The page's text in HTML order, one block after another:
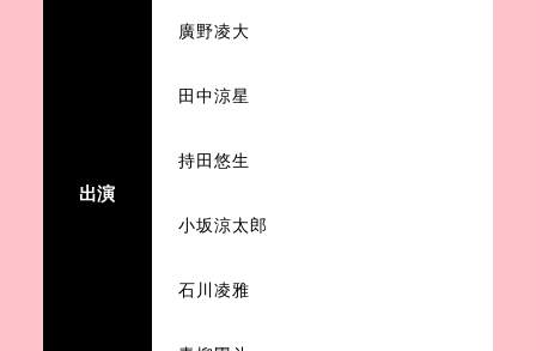
出演
廣野凌大
田中涼星
持田悠生
小坂涼太郎
石川凌雅